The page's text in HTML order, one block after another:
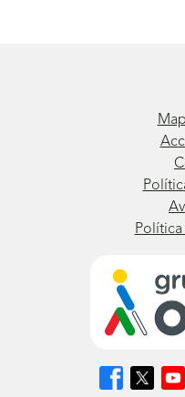
Síguenos
en
Síguenos
en
en